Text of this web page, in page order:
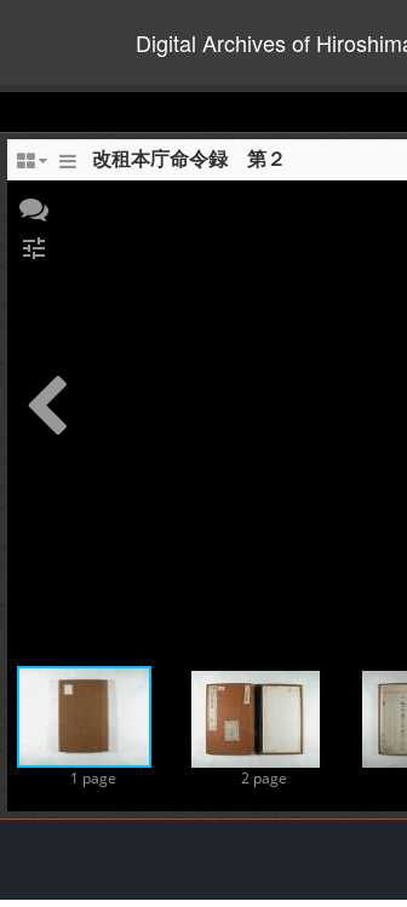
Digital Archives of
改租本庁命令録 第２
1 page 2 page
tune